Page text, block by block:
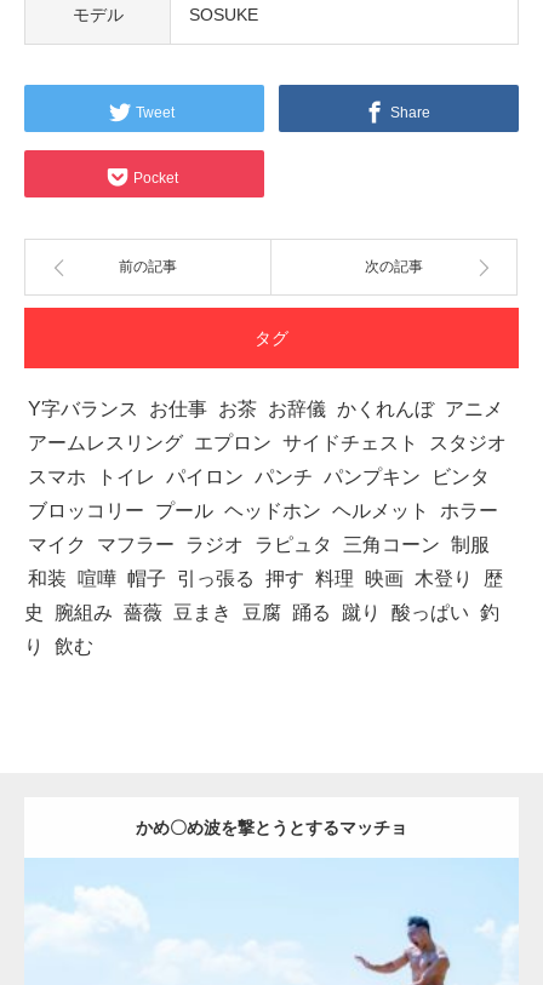
モデル SOSUKE
Tweet Share
Pocket
前の記事 次の記事
タグ
Y字バランス お仕事 お茶 お辞儀 かくれんぼ アニメ
アームレスリング エプロン サイドチェスト
スタジオ
スマホ
トイレ パイロン パンチ パンプキン
ビンタ
ブロッコリー
プール ヘッドホン ヘルメット
ホラー
マイク
マフラー ラジオ ラピュタ 三角コーン 制服
和装
喧嘩 帽子 引っ張る 押す 料理 映画 木登り
歴
史
腕組み 薔薇 豆まき 豆腐 踊る 蹴り 酸っぱい 釣
り
飲む
かめ〇め波を撃とうとするマッチョ